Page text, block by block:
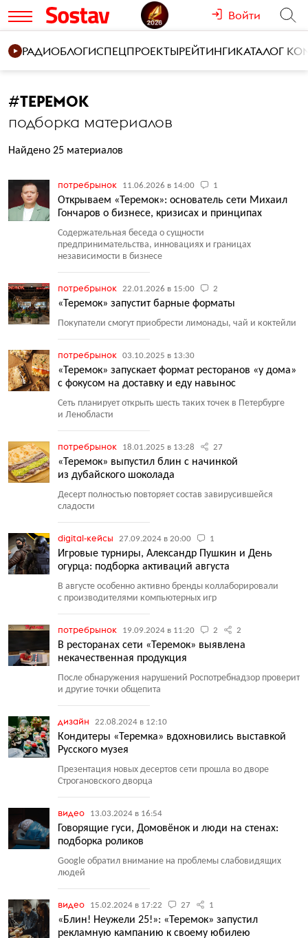
Войти
РАДИОБЛОГИСПЕЦПРОЕКТЫРЕЙТИНГИКАТАЛОГ
#ТЕРЕМОК
подборка материалов
Найдено 25 материалов
потребрынок 11.06.2026 в 14:00 1
Открываем «Теремок»: основатель сети Михаил
Гончаров о бизнесе, кризисах и принципах
Содержательная беседа о сущности
предпринимательства, инновациях и границах
независимости в бизнесе
потребрынок 22.01.2026 в 15:00 2
«Теремок» запустит барные форматы
Покупатели смогут приобрести лимонады, чай и коктейли
потребрынок 03.10.2025 в 13:30
«Теремок» запускает формат ресторанов «у дома»
с фокусом на доставку и еду навынос
Сеть планирует открыть шесть таких точек в Петербурге
и Ленобласти
потребрынок 18.01.2025 в 13:28 27
«Теремок» выпустил блин с начинкой
из дубайского шоколада
Десерт полностью повторяет состав завирусившейся
сладости
digital-кейсы 27.09.2024 в 20:00 1
Игровые турниры, Александр Пушкин и День
огурца: подборка активаций августа
В августе особенно активно бренды коллаборировали
с производителями компьютерных игр
потребрынок 19.09.2024 в 11:20 2 2
В ресторанах сети «Теремок» выявлена
некачественная продукция
После обнаружения нарушений Роспотребнадзор проверит
и другие точки общепита
дизайн 22.08.2024 в 12:10
Кондитеры «Теремка» вдохновились выставкой
Русского музея
Презентация новых десертов сети прошла во дворе
Строгановского дворца
видео 13.03.2024 в 16:54
Говорящие гуси, Домовёнок и люди на стенах:
подборка роликов
Google обратил внимание на проблемы слабовидящих
людей
видео 15.02.2024 в 17:22 27 1
«Блин! Неужели 25!»: «Теремок» запустил
рекламную кампанию к своему юбилею